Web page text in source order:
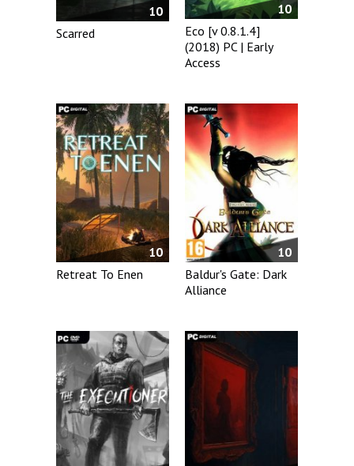
10
Scarred
10
Eco [v 0.8.1.4]
(2018) PC | Early
Access
10
Retreat To Enen
10
Baldur's Gate: Dark
Alliance